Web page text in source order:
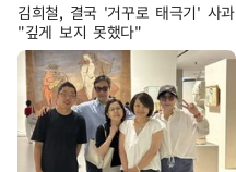
김희철, 결국 '거꾸로 태극기' 사과
"깊게 보지 못했다"